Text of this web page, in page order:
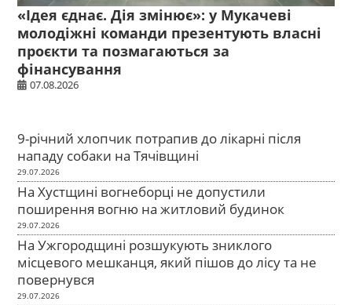
«Ідея єднає. Дія змінює»: у Мукачеві
молодіжні команди презентують власні
проєкти та позмагаються за
фінансування
07.08.2026
9-річний хлопчик потрапив до лікарні після
нападу собаки на Тячівщині
29.07.2026
На Хустщині вогнеборці не допустили
поширення вогню на житловий будинок
29.07.2026
На Ужгородщині розшукують зниклого
місцевого мешканця, який пішов до лісу та не
повернувся
29.07.2026